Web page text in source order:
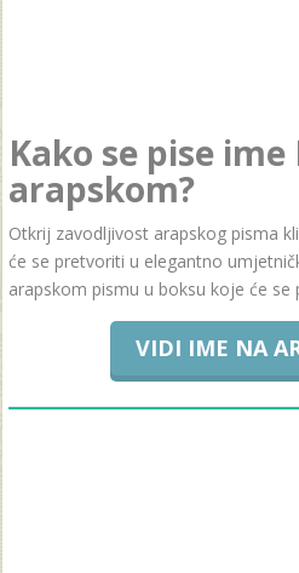
Kako se pise ime
arapskom?
Otkrij zavodljivost arapskog pisma
će se pretvoriti u elegantno
arapskom pismu u boksu koje će
VIDI IME NA